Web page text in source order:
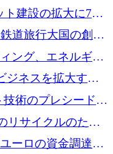
を開設
ト建設の拡大に740
道旅行大国の創設
収ング、エネルギー
万ドルを調達
ジネスを拡大する
ドルを調達
術のプレシードと
リサイクルのため
ルを調達
ーロの資金調達